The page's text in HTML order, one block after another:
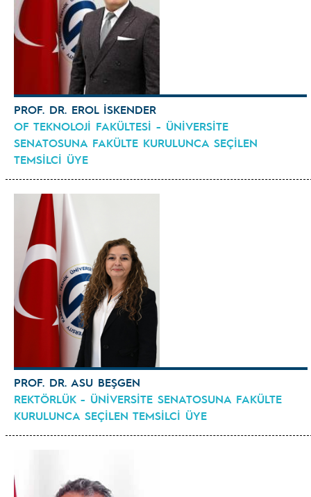
PROF. DR. EROL İSKENDER
OF TEKNOLOJİ FAKÜLTESİ - ÜNİVERSİTE
SENATOSUNA FAKÜLTE KURULUNCA SEÇİLEN
TEMSİLCİ ÜYE
PROF. DR. ASU BEŞGEN
REKTÖRLÜK - ÜNİVERSİTE SENATOSUNA FAKÜLTE
KURULUNCA SEÇİLEN TEMSİLCİ ÜYE